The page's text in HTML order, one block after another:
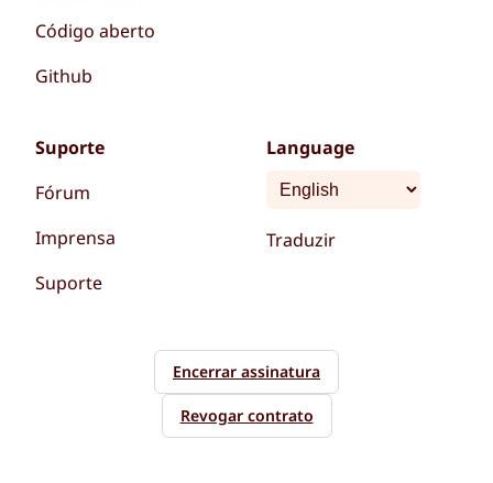
Código aberto
Github
Suporte
Fórum
Imprensa
Suporte
Language
Traduzir
Encerrar assinatura
Revogar contrato